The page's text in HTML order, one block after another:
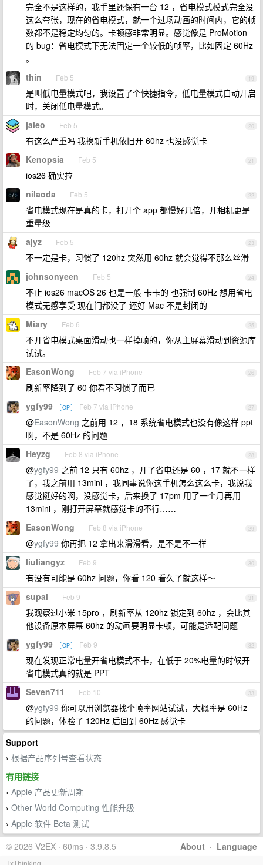
完全不是这样的，我手里还保有一台 12 ，省电模式模式完全没
这么夸张，现在的省电模式，就一个过场动画的时间内，它的帧
数都不是稳定均匀的。卡顿感非常明显。感觉像是 ProMotion
的 bug：省电模式下无法固定一个较低的帧率，比如固定 60Hz
。
19
thin Feb 5
是叫低电量模式吧，我设置了个快捷指令，低电量模式自动开启
时，关闭低电量模式。
20
jaleo Feb 5
有这么严重吗 我换新手机依旧开 60hz 也没感觉卡
21
Kenopsia Feb 5
ios26 确实拉
22
nilaoda Feb 5
省电模式现在是真的卡，打开个 app 都慢好几倍，开相机更是
重量级
23
ajyz Feb 5
不一定是卡，习惯了 120hz 突然用 60hz 就会觉得不那么丝滑
24
johnsonyeen Feb 5
不止 ios26 macOS 26 也是一般 卡卡的 也强制 60Hz 想用省电
模式无感享受 现在门都没了 还好 Mac 不是封闭的
25
Miary Feb 6
不开省电模式桌面滑动也一样掉帧的，你从主屏幕滑动到资源库
试试。
26
EasonWong Feb 7 via iPhone
刷新率降到了 60 你看不习惯了而已
27
ygfy99 OP Feb 7 via iPhone
@EasonWong 之前用 12 ，18 系统省电模式也没有像这样 ppt
啊，不是 60Hz 的问题
28
Heyzg Feb 8 via iPhone
@ygfy99 之前 12 只有 60hz ，开了省电还是 60 ，17 就不一样
了，我之前用 13mini ，我同事说你这手机怎么这么卡，我说我
感觉挺好的啊，没感觉卡，后来换了 17pm 用了一个月再用
13mini ，刚打开屏幕就感觉卡的不行……
29
EasonWong Feb 8 via iPhone
@ygfy99 你再把 12 拿出来滑滑看，是不是不一样
30
liuliangyz Feb 9
有没有可能是 60hz 问题，你看 120 看久了就这样～
31
supal Feb 9
我观察过小米 15pro ，刷新率从 120hz 锁定到 60hz ，会比其
他设备原本屏幕 60hz 的动画要明显卡顿，可能是适配问题
32
ygfy99 OP Feb 9
现在发现正常电量开省电模式不卡，在低于 20%电量的时候开
省电模式真的就是 PPT
33
Seven711 Feb 10
@ygfy99 你可以用浏览器找个帧率网站试试，大概率是 60Hz
的问题，体验了 120Hz 后回到 60Hz 感觉卡
Support
› 根据产品序列号查看状态
有用链接
› Apple 产品更新周期
› Other World Computing 性能升级
› Apple 软件 Beta 测试
About · Language
© 2026 V2EX · 60ms · 3.9.8.5
TxThinking